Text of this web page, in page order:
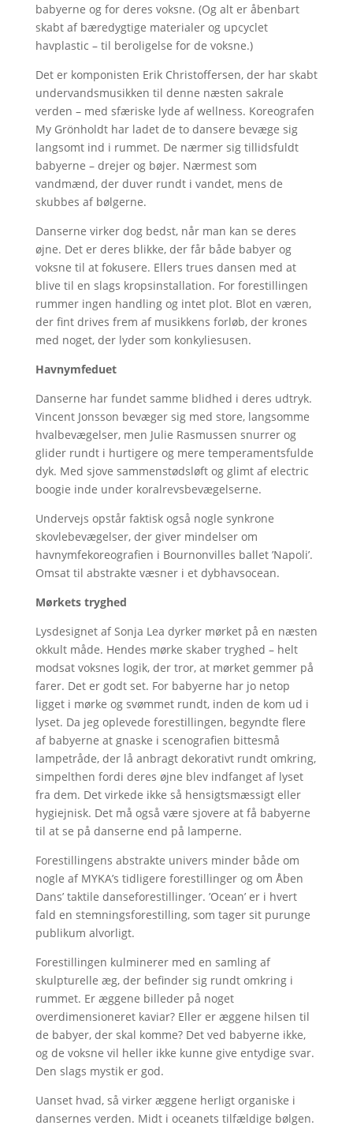
babyerne og for deres voksne. (Og alt er åbenbart
skabt af bæredygtige materialer og upcyclet
havplastic – til beroligelse for de voksne.)
Det er komponisten Erik Christoffersen, der har skabt
undervandsmusikken til denne næsten sakrale
verden – med sfæriske lyde af wellness. Koreografen
My Grönholdt har ladet de to dansere bevæge sig
langsomt ind i rummet. De nærmer sig tillidsfuldt
babyerne – drejer og bøjer. Nærmest som
vandmænd, der duver rundt i vandet, mens de
skubbes af bølgerne.
Danserne virker dog bedst, når man kan se deres
øjne. Det er deres blikke, der får både babyer og
voksne til at fokusere. Ellers trues dansen med at
blive til en slags kropsinstallation. For forestillingen
rummer ingen handling og intet plot. Blot en væren,
der fint drives frem af musikkens forløb, der krones
med noget, der lyder som konkyliesusen.
Havnymfeduet
Danserne har fundet samme blidhed i deres udtryk.
Vincent Jonsson bevæger sig med store, langsomme
hvalbevægelser, men Julie Rasmussen snurrer og
glider rundt i hurtigere og mere temperamentsfulde
dyk. Med sjove sammenstødsløft og glimt af electric
boogie inde under koralrevsbevægelserne.
Undervejs opstår faktisk også nogle synkrone
skovlebevægelser, der giver mindelser om
havnymfekoreografien i Bournonvilles ballet ’Napoli’.
Omsat til abstrakte væsner i et dybhavsocean.
Mørkets tryghed
Lysdesignet af Sonja Lea dyrker mørket på en næsten
okkult måde. Hendes mørke skaber tryghed – helt
modsat voksnes logik, der tror, at mørket gemmer på
farer. Det er godt set. For babyerne har jo netop
ligget i mørke og svømmet rundt, inden de kom ud i
lyset. Da jeg oplevede forestillingen, begyndte flere
af babyerne at gnaske i scenografien bittesmå
lampetråde, der lå anbragt dekorativt rundt omkring,
simpelthen fordi deres øjne blev indfanget af lyset
fra dem. Det virkede ikke så hensigtsmæssigt eller
hygiejnisk. Det må også være sjovere at få babyerne
til at se på danserne end på lamperne.
Forestillingens abstrakte univers minder både om
nogle af MYKA’s tidligere forestillinger og om Åben
Dans’ taktile danseforestillinger. ’Ocean’ er i hvert
fald en stemningsforestilling, som tager sit purunge
publikum alvorligt.
Forestillingen kulminerer med en samling af
skulpturelle æg, der befinder sig rundt omkring i
rummet. Er æggene billeder på noget
overdimensioneret kaviar? Eller er æggene hilsen til
de babyer, der skal komme? Det ved babyerne ikke,
og de voksne vil heller ikke kunne give entydige svar.
Den slags mystik er god.
Uanset hvad, så virker æggene herligt organiske i
dansernes verden. Midt i oceanets tilfældige bølgen.